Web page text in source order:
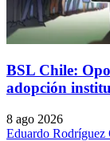
BSL Chile:
adopción
8 ago 2026
Eduardo Rodríguez